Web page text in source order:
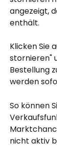
angezeigt,
enthält.
Klicken Sie
stornieren"
Bestellung
werden
So können
nicht aktiv